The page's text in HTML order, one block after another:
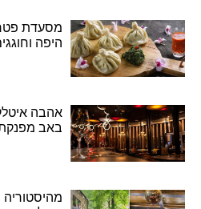
מסעדת
היפה
אהבה
באב